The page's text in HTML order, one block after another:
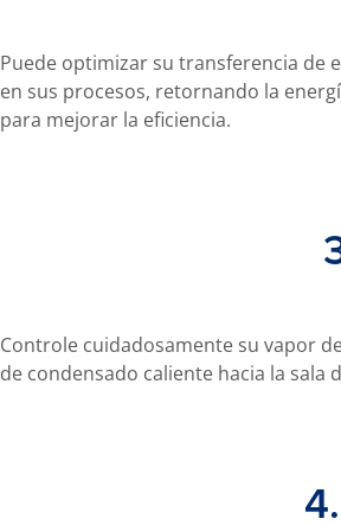
Puede optimizar su transferencia de
en sus procesos, retornando la
para mejorar la eficiencia.
Controle cuidadosamente su vapor
de condensado caliente hacia la sala